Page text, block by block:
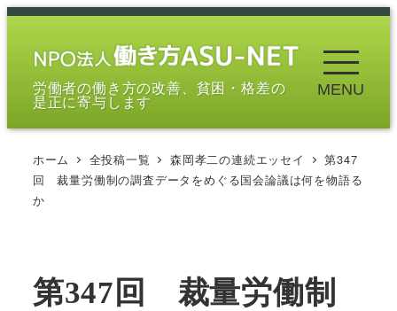
メ
労働者の働き方の改善、貧困・格差の
是正に寄与します
MENU
ホーム 全投稿一覧 森岡孝二の連続エッセイ
第347
回 裁量労働制の調査データをめぐる国会論議は何を物語る
か
第347回 裁量労働制